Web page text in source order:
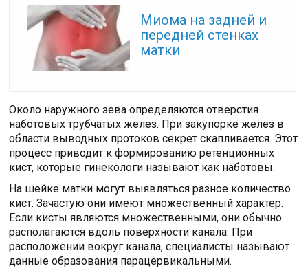
Миома на задней и
передней стенках
матки
Около наружного зева определяются отверстия
наботовых трубчатых желез. При закупорке желез в
области выводных протоков секрет скапливается. Этот
процесс приводит к формированию ретенционных
кист, которые гинекологи называют как наботовы.
На шейке матки могут выявляться разное количество
кист. Зачастую они имеют множественный характер.
Если кисты являются множественными, они обычно
располагаются вдоль поверхности канала. При
расположении вокруг канала, специалисты называют
данные образования парацервикальными.